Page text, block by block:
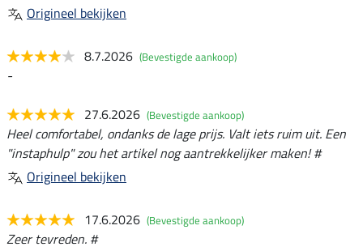
Origineel bekijken
8.7.2026 (Bevestigde aankoop)
-
27.6.2026 (Bevestigde aankoop)
Heel comfortabel, ondanks de lage prijs. Valt iets ruim uit. Een
"instaphulp" zou het artikel nog aantrekkelijker maken! #
Origineel bekijken
17.6.2026 (Bevestigde aankoop)
Zeer tevreden. #